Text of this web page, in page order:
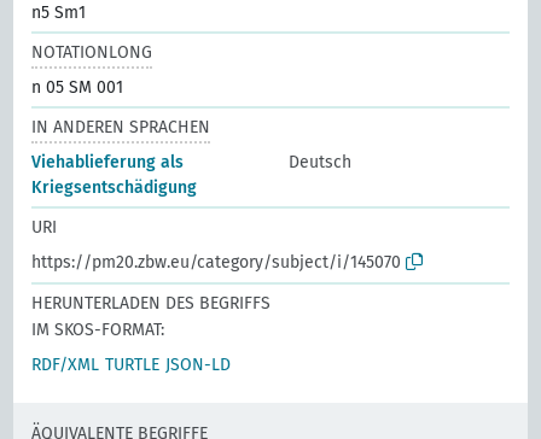
n5 Sm1
NOTATIONLONG
n 05 SM 001
IN ANDEREN SPRACHEN
Viehablieferung als
Kriegsentschädigung
Deutsch
URI
https://pm20.zbw.eu/category/subject/i/145070
HERUNTERLADEN DES BEGRIFFS
IM SKOS-FORMAT:
RDF/XML TURTLE JSON-LD
ÄQUIVALENTE BEGRIFFE